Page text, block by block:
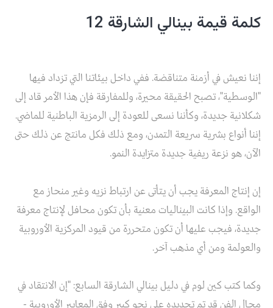
كلمة قيمة بينالي الشارقة 12
إننا نعيش في أزمنة متناقضة. ففي داخل بيئاتنا التي تزداد فيها
"الوسطية"، تصبح الحقيقة محيرة، وللمفارقة فإن هذا الأمر قاد إلى
شكلانية جديدة، وكأننا نسعى للعودة إلى الرمزية الباطنية للماضي.
إننا أنواع بشرية سريعة التمدن، ومع ذلك فكل مانتج عن ذلك حتى
الآن، هو نزعة ريفية جديدة متزايدة النمو.
إن إنتاج المعرفة يجب أن يتأتى عن ارتباط نزيه وغير منحاز مع
الواقع. وإذا كانت البيناليات معنية بأن تكون محافل لإنتاج معرفة
جديدة، فيجب عليها أن تكون متحررة من قيود المركزية الأوروبية
والعولمة ومن أي مذهب آخر.
وكما كتب كين لوم في دليل بينالي الشارقة السابع: "إن الانتقاد في
مجال الفن قد تم تحديده على نحو كبير وفق المعايير الأوروبية -